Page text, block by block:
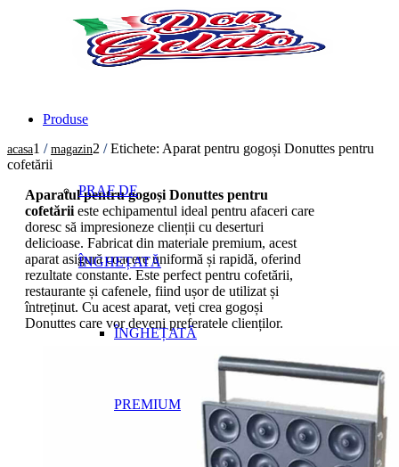
Produse
PRAF DE
ÎNGHEȚATĂ
ÎNGHEȚATĂ
PREMIUM
acasa1 / magazin2 / Etichete: Aparat pentru gogoși Donuttes pentru
cofetării
Aparatul pentru gogoși Donuttes pentru
cofetării este echipamentul ideal pentru afaceri care
doresc să impresioneze clienții cu deserturi
delicioase. Fabricat din materiale premium, acest
aparat asigură coacere uniformă și rapidă, oferind
rezultate constante. Este perfect pentru cofetării,
restaurante și cafenele, fiind ușor de utilizat și
întreținut. Cu acest aparat, veți crea gogoși
Donuttes care vor deveni preferatele clienților.